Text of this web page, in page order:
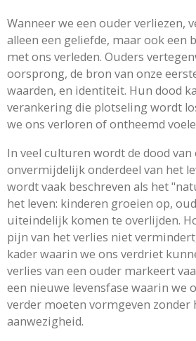
Wanneer we een ouder verliezen,
alleen een geliefde, maar ook een
met ons verleden. Ouders
oorsprong, de bron van onze
waarden, en identiteit. Hun dood
verankering die plotseling wordt
we ons verloren of ontheemd
In veel culturen wordt de dood van
onvermijdelijk onderdeel van het
wordt vaak beschreven als het
het leven: kinderen groeien op,
uiteindelijk komen te overlijden.
pijn van het verlies niet
kader waarin we ons verdriet
verlies van een ouder markeert
een nieuwe levensfase waarin we
verder moeten vormgeven zonder
aanwezigheid.